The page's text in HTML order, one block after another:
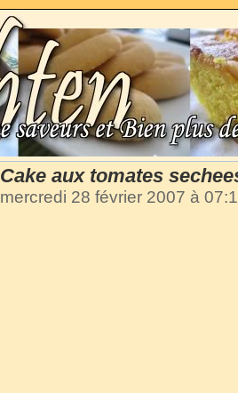
Cake aux tomates
mercredi 28 février 2007 à